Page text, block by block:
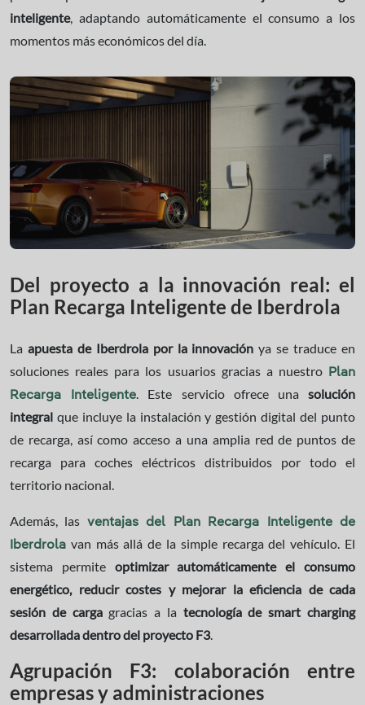
inteligente, adaptando automáticamente el consumo a los
momentos más económicos del día.
Del proyecto a la innovación real: el
Plan Recarga Inteligente de Iberdrola
La apuesta de Iberdrola por la innovación ya se traduce en
soluciones reales para los usuarios gracias a nuestro
Plan
Recarga Inteligente. Este servicio ofrece una solución
integral que incluye la instalación y gestión digital del punto
de recarga, así como acceso a una amplia red de puntos de
recarga para coches eléctricos distribuidos por todo el
territorio nacional.
Además, las ventajas del Plan Recarga Inteligente de
Iberdrola van más allá de la simple recarga del vehículo. El
sistema permite optimizar automáticamente el consumo
energético, reducir costes y mejorar la eficiencia de cada
sesión de carga gracias a la tecnología de smart charging
desarrollada dentro del proyecto F3.
Agrupación F3: colaboración entre
empresas y administraciones